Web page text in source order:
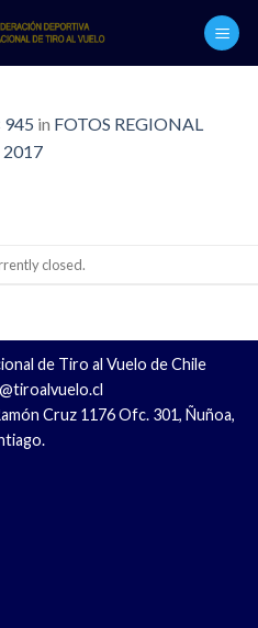
945 in FOTOS REGIONAL
2017
closed.
de Tiro al Vuelo de Chile
Cruz 1176 Ofc. 301, Ñuñoa,